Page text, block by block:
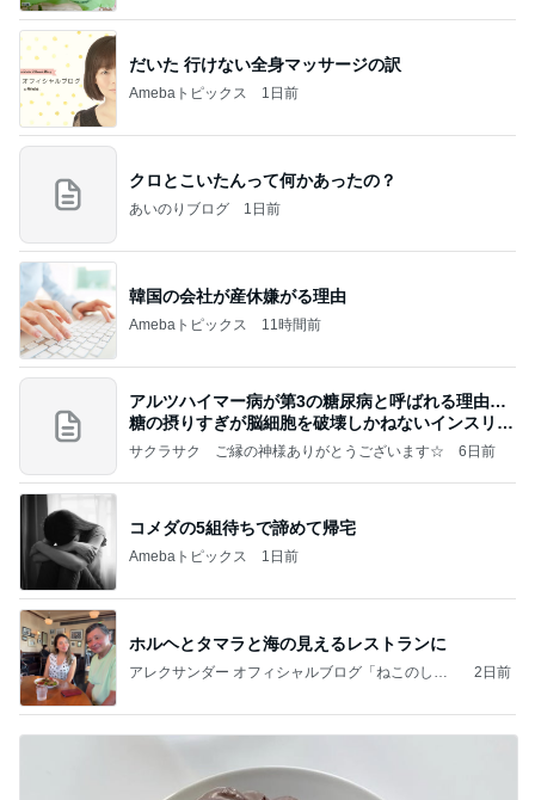
だいた 行けない全身マッサージの訳
Amebaトピックス 1日前
クロとこいたんって何かあったの？
あいのりブログ 1日前
韓国の会社が産休嫌がる理由
Amebaトピックス 11時間前
アルツハイマー病が第3の糖尿病と呼ばれる理由…
糖の摂りすぎが脳細胞を破壊しかねないインスリン
の恐
サクラサク ご縁の神様ありがとうございます☆ 6日前
コメダの5組待ちで諦めて帰宅
Amebaトピックス 1日前
ホルヘとタマラと海の見えるレストランに
アレクサンダー オフィシャルブログ「ねこのしっ
2日前